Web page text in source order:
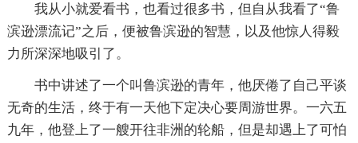
我从小就爱看书，也看过很多书，但自从我看了“鲁
滨逊漂流记”之后，便被鲁滨逊的智慧，以及他惊人得毅
力所深深地吸引了。
书中讲述了一个叫鲁滨逊的青年，他厌倦了自己平谈
无奇的生活，终于有一天他下定决心要周游世界。一六五
九年，他登上了一艘开往非洲的轮船，但是却遇上了可怕